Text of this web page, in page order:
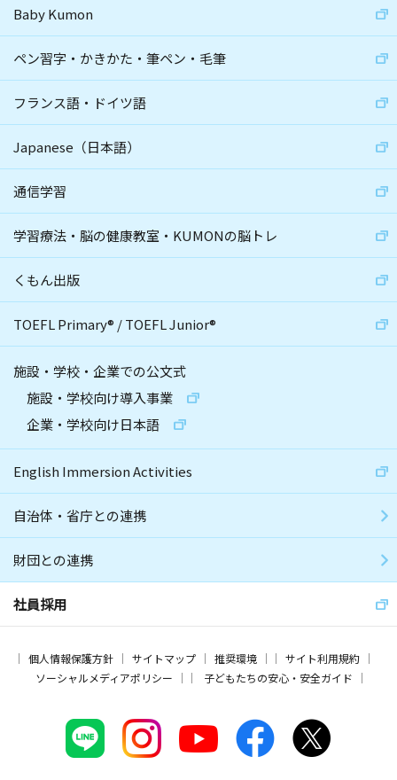
Baby Kumon
ペン習字・かきかた・筆ペン・毛筆
フランス語・ドイツ語
Japanese（日本語）
通信学習
学習療法・脳の健康教室・KUMONの脳トレ
くもん出版
TOEFL Primary® /TOEFL Junior®
施設・学校・企業での公文式
施設・学校向け導入事業
企業・学校向け日本語
English Immersion Activities
自治体・省庁との連携
財団との連携
社員採用
個人情報保護方針 サイトマップ 推奨環境
サイト利用規約
ソーシャルメディアポリシー
子どもたちの安心・安全ガイド